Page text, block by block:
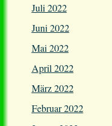
Juli 2022
Juni 2022
Mai 2022
April 2022
März 2022
Februar 2022